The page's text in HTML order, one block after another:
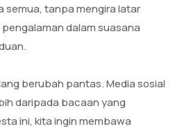
semua, tanpa mengira latar
dalam suasana
berubah pantas. Media sosial
daripada bacaan yang
ini, kita ingin membawa